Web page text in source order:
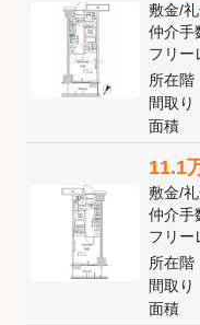
敷金/
仲介手
フリー
所在階
間取り
面積
11.1
敷金/
仲介手
フリー
所在階
間取り
面積